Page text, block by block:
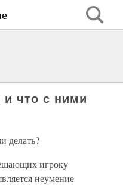
что с ними
делать?
игроку
неумение